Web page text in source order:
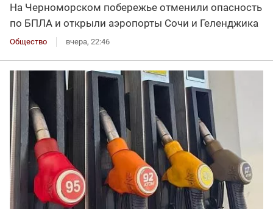
На Черноморском побережье отменили опасность
по БПЛА и открыли аэропорты Сочи и Геленджика
Общество вчера, 22:46